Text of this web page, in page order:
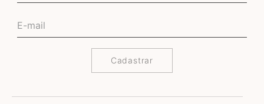
Cadastrar